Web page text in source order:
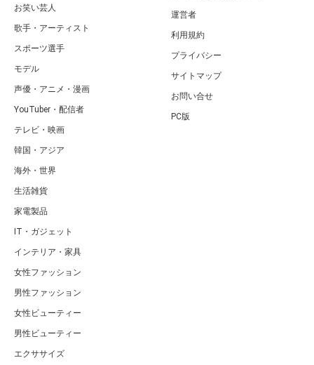
お笑い芸人
歌手・アーティスト
スポーツ選手
モデル
声優・アニメ・漫画
YouTuber・配信者
テレビ・映画
韓国・アジア
海外・世界
生活雑貨
家電製品
IT・ガジェット
インテリア・家具
女性ファッション
男性ファッション
女性ビューティー
男性ビューティー
エクササイズ
運営者
利用規約
プライバシー
サイトマップ
お問い合せ
PC版